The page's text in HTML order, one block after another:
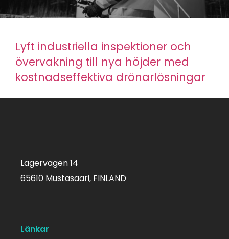
Lyft industriella inspektioner och
övervakning till nya höjder med
kostnadseffektiva drönarlösningar
Lagervägen 14
65610 Mustasaari, FINLAND
Länkar